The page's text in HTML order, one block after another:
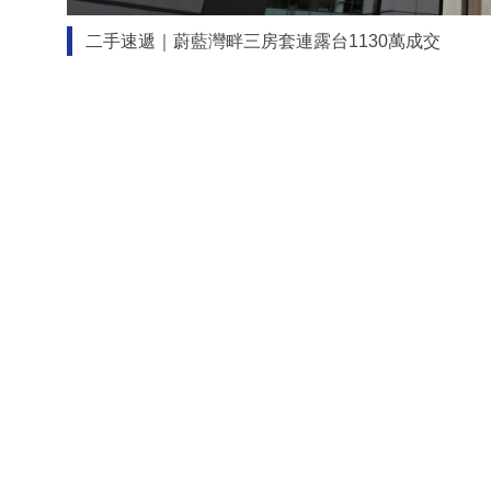
二手速遞｜蔚藍灣畔三房套連露台1130萬成交